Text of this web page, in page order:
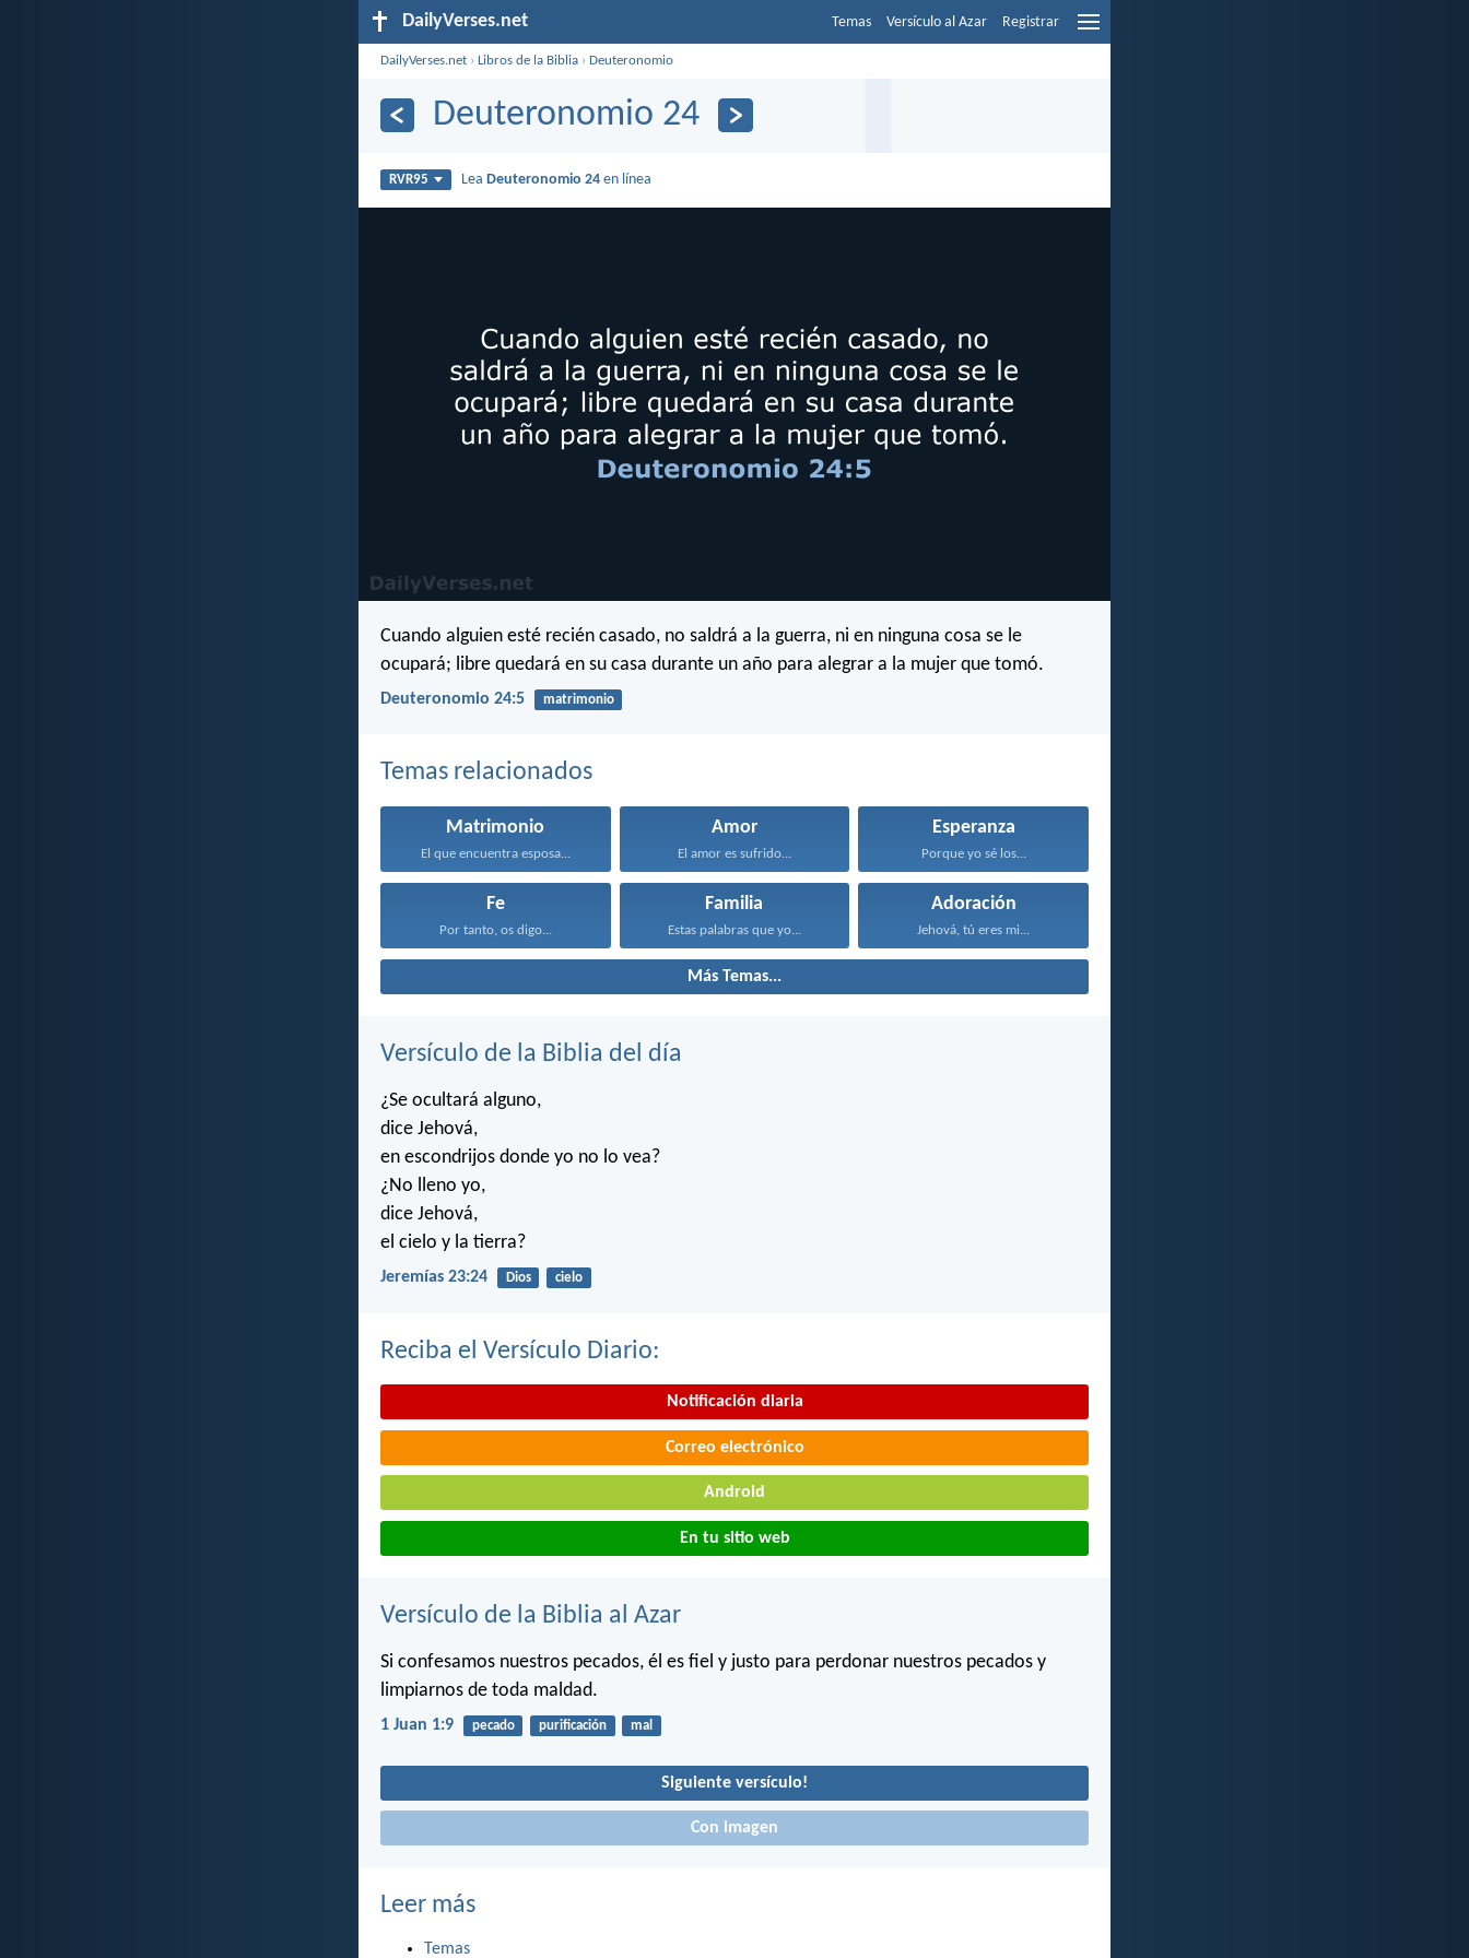
DailyVerses.net Temas Versículo al Azar Registrar
DailyVerses.net ›Libros de la Biblia ›Deuteronomio
Deuteronomio 24
RVR95 Lea Deuteronomio 24 en línea
Cuando alguien esté recién casado, no saldrá a la guerra, ni en ninguna cosa se le
ocupará; libre quedará en su casa durante un año para alegrar a la mujer que tomó.
Deuteronomio 24:5 matrimonio
Temas relacionados
Matrimonio
El que encuentra esposa...
Amor
El amor es sufrido...
Esperanza
Porque yo sé los...
Fe
Por tanto, os digo...
Familia
Estas palabras que yo...
Adoración
Jehová, tú eres mi...
Más Temas...
Versículo de la Biblia del día
¿Se ocultará alguno,
dice Jehová,
en escondrijos donde yo no lo vea?
¿No lleno yo,
dice Jehová,
el cielo y la tierra?
Jeremías 23:24 Dios cielo
Reciba el Versículo Diario:
Notificación diaria
Correo electrónico
Android
En tu sitio web
Versículo de la Biblia al Azar
Si confesamos nuestros pecados, él es fiel y justo para perdonar nuestros pecados y
limpiarnos de toda maldad.
1 Juan 1:9 pecado purificación mal
Siguiente versículo!
Con imagen
Leer más
Temas